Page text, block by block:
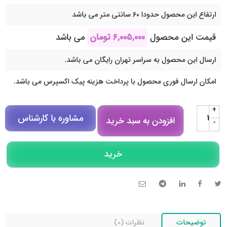
ارتفاع این محصول حدودا 60 سانتی متر می باشد
قیمت این محصول ۶,۰۰۵,۰۰۰تومان می باشد
ارسال این محصول به سراسر تهران رایگان می باشد.
امکان ارسال فوری محصول با پرداخت هزینه پیک اکسپرس می باشد.
+
-
افزودن به سبد خرید مشاوره با کارشناس
مشاوره در روبیکا
تلگرام
خرید
توضیحات نظرات (0)